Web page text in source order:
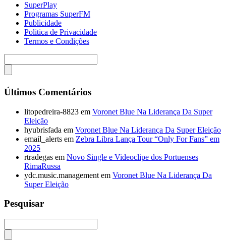
SuperPlay
Programas SuperFM
Publicidade
Politica de Privacidade
Termos e Condições
Últimos Comentários
litopedreira-8823 em Voronet Blue Na Liderança Da Super
Eleição
hyubrisfada em Voronet Blue Na Liderança Da Super Eleição
email_alerts em Zebra Libra Lança Tour “Only For Fans” em
2025
rtradegas em Novo Single e Videoclipe dos Portuenses
RimaRussa
ydc.music.management em Voronet Blue Na Liderança Da
Super Eleição
Pesquisar